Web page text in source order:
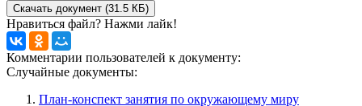
Скачать документ (31.5 КБ)
Нравиться файл? Нажми лайк!
Комментарии пользователей к документу:
Случайные документы:
План-конспект занятия по окружающему миру